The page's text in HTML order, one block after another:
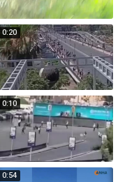
0:20
0:10
0:54